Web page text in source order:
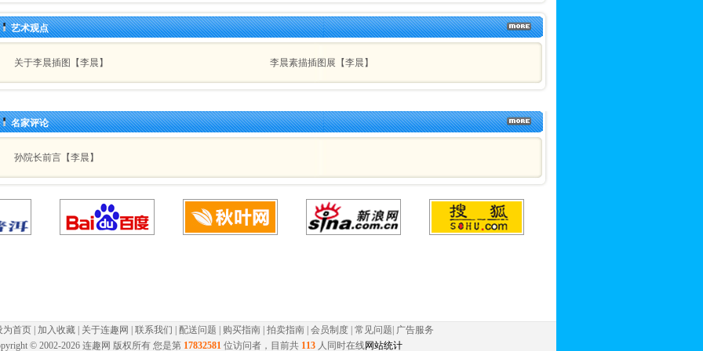
艺术观点
关于李晨插图【李晨】 李晨素描插图展【李晨】
名家评论
孙院长前言【李晨】
为首页 加入收藏 关于连趣网 联系我们 配送问题 购买指南 拍卖指南 会员制度 常见问题 广告服务
© 2002-2026 连趣网 版权所有 您是第 17832581 位访问者，目前共 113 人同时在线网站统计